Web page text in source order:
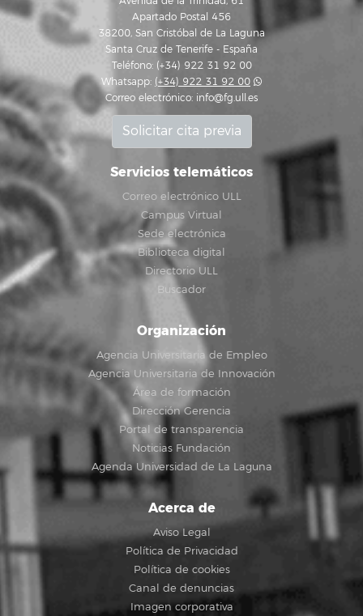
Apartado Postal 456
38200, San Cristóbal de La Laguna
Santa Cruz de Tenerife - España
Teléfono: (+34) 922 31 92 00
Whatsapp: (+34) 922 31 92 00
Correo electrónico: info@fg.ull.es
Solicitar cita previa
Servicios telemáticos
Correo electrónico ULL
Campus Virtual
Sede electrónica
Biblioteca digital
Directorio ULL
Buscador
Organización
Agencia Universitaria de Empleo
Agencia Universitaria de Innovación
Área de formación
Dirección Gerencia
Portal de transparencia
Noticias Fundación
Agenda Universidad de La Laguna
Acerca de
Aviso Legal
Política de Privacidad
Política de cookies
Canal de denuncias
Imagen corporativa